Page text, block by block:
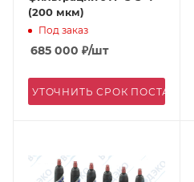
(200 мкм)
Под заказ
685 000 ₽/шт
УТОЧНИТЬ СРОК ПОСТАВКИ